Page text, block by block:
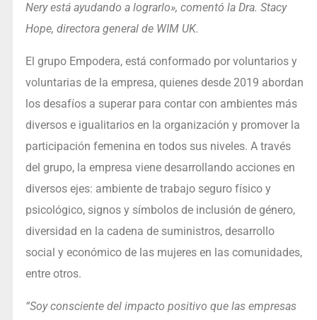
Nery está ayudando a lograrlo», comentó la Dra. Stacy
Hope, directora general de WIM UK.
El grupo Empodera, está conformado por voluntarios y
voluntarias de la empresa, quienes desde 2019 abordan
los desafíos a superar para contar con ambientes más
diversos e igualitarios en la organización y promover la
participación femenina en todos sus niveles. A través
del grupo, la empresa viene desarrollando acciones en
diversos ejes: ambiente de trabajo seguro físico y
psicológico, signos y símbolos de inclusión de género,
diversidad en la cadena de suministros, desarrollo
social y económico de las mujeres en las comunidades,
entre otros.
“Soy consciente del impacto positivo que las empresas